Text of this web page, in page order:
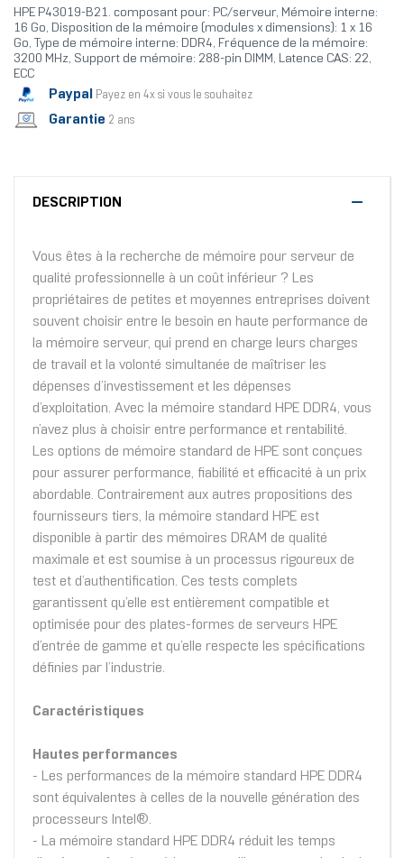
HPE P43019-B21. composant pour: PC/serveur, Mémoire interne:
16 Go, Disposition de la mémoire (modules x dimensions): 1 x 16
Go, Type de mémoire interne: DDR4, Fréquence de la mémoire:
3200 MHz, Support de mémoire: 288-pin DIMM, Latence CAS: 22,
ECC
Paypal Payez en 4x si vous le souhaitez
Garantie 2 ans
DESCRIPTION
Vous êtes à la recherche de mémoire pour serveur de
qualité professionnelle à un coût inférieur ? Les
propriétaires de petites et moyennes entreprises doivent
souvent choisir entre le besoin en haute performance de
la mémoire serveur, qui prend en charge leurs charges
de travail et la volonté simultanée de maîtriser les
dépenses d’investissement et les dépenses
d’exploitation. Avec la mémoire standard HPE DDR4, vous
n’avez plus à choisir entre performance et rentabilité.
Les options de mémoire standard de HPE sont conçues
pour assurer performance, fiabilité et efficacité à un prix
abordable. Contrairement aux autres propositions des
fournisseurs tiers, la mémoire standard HPE est
disponible à partir des mémoires DRAM de qualité
maximale et est soumise à un processus rigoureux de
test et d’authentification. Ces tests complets
garantissent qu’elle est entièrement compatible et
optimisée pour des plates-formes de serveurs HPE
d’entrée de gamme et qu’elle respecte les spécifications
définies par l’industrie.
Caractéristiques
Hautes performances
- Les performances de la mémoire standard HPE DDR4
sont équivalentes à celles de la nouvelle génération des
processeurs Intel®.
- La mémoire standard HPE DDR4 réduit les temps